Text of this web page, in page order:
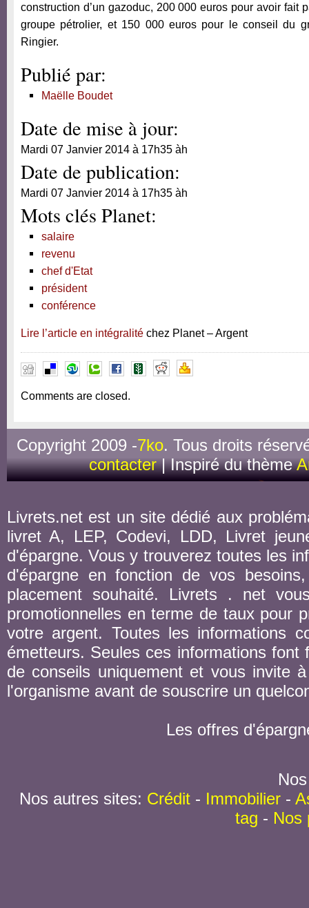
construction d’un gazoduc, 200 000 euros pour avoir fait
groupe pétrolier, et 150 000 euros pour le conseil du
Ringier.
Publié par:
Maëlle Boudet
Date de mise à jour:
Mardi 07 Janvier 2014 à 17h35 àh
Date de publication:
Mardi 07 Janvier 2014 à 17h35 àh
Mots clés Planet:
salaire
revenu
chef d'Etat
président
conférence
Lire l’article en intégralité chez Planet – Argent
Comments are closed.
Copyright 2009 -7ko. Tous droits
contacter| Inspiré du thème
Livrets.net est un site dédié aux
livret A, LEP, Codevi, LDD, Livret
d'épargne. Vous y trouverez toutes les
d'épargne en fonction de vos
placement souhaité. Livrets . net
promotionnelles en terme de taux pour
votre argent. Toutes les informations
émetteurs. Seules ces informations
de conseils uniquement et vous invite
l'organisme avant de souscrire un
Les offres
Nos autres sites: Crédit- Immobilier-
tag - Nos